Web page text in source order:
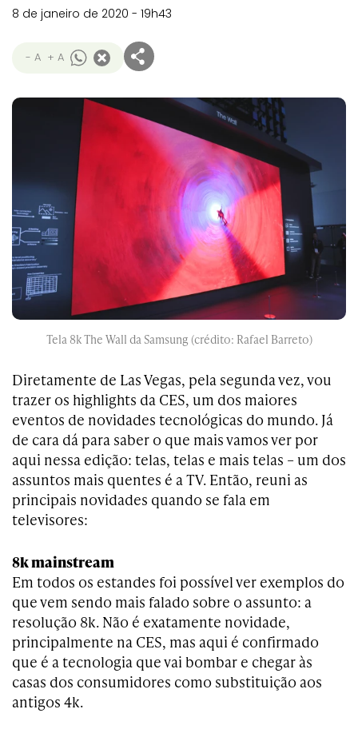
8 de janeiro de 2020 - 19h43
- A + A
Tela 8k The Wall da Samsung (crédito: Rafael Barreto)
Diretamente de Las Vegas, pela segunda vez, vou
trazer os highlights da CES, um dos maiores
eventos de novidades tecnológicas do mundo. Já
de cara dá para saber o que mais vamos ver por
aqui nessa edição: telas, telas e mais telas – um dos
assuntos mais quentes é a TV. Então, reuni as
principais novidades quando se fala em
televisores:
8k mainstream
Em todos os estandes foi possível ver exemplos do
que vem sendo mais falado sobre o assunto: a
resolução 8k. Não é exatamente novidade,
principalmente na CES, mas aqui é confirmado
que é a tecnologia que vai bombar e chegar às
casas dos consumidores como substituição aos
antigos 4k.